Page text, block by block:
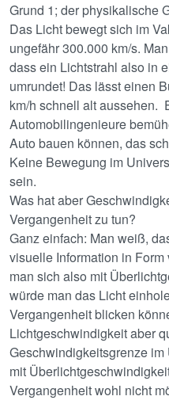
Grund 1; der physikalische
Das Licht bewegt sich im
ungefähr 300.000 km/s.
dass ein Lichtstrahl also in
umrundet! Das lässt einen
km/h schnell alt aussehen.
Automobilingenieure
Auto bauen können, das
Keine Bewegung im
sein.
Was hat aber
Vergangenheit zu tun?
Ganz einfach: Man weiß,
visuelle Information in
man sich also mit
würde man das Licht
Vergangenheit blicken
Lichtgeschwindigkeit aber
Geschwindigkeitsgrenze
mit
Vergangenheit wohl nicht